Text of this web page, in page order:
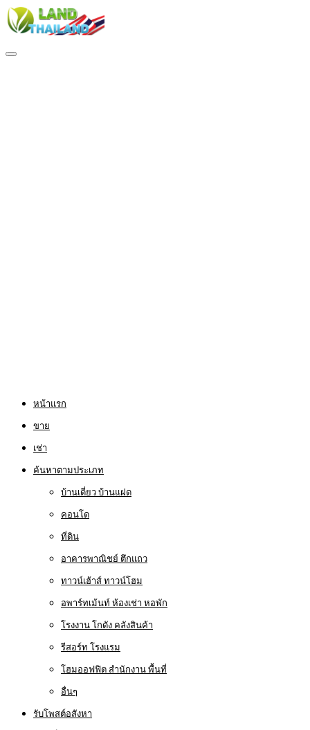
หน้าแรก
ขาย
เช่า
ค้นหาตามประเภท
บ้านเดี่ยว บ้านแฝด
คอนโด
ที่ดิน
อาคารพาณิชย์ ตึกแถว
ทาวน์เฮ้าส์ ทาวน์โฮม
อพาร์ทเม้นท์ ห้องเช่า หอพัก
โรงงาน โกดัง คลังสินค้า
รีสอร์ท โรงแรม
โฮมออฟฟิต สำนักงาน พื้นที่
อื่นๆ
รับโพสต์อสังหา